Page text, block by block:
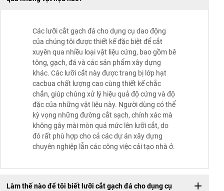
Các lưỡi cắt gạch đá cho dụng cụ dao động
của chúng tôi được thiết kế đặc biệt để cắt
xuyên qua nhiều loại vật liệu cứng, bao gồm bê
tông, gạch, đá và các sản phẩm xây dựng
khác. Các lưỡi cắt này được trang bị lớp hạt
cacbua chất lượng cao cùng thiết kế chắc
chắn, giúp chúng xử lý hiệu quả độ cứng và độ
đặc của những vật liệu này. Người dùng có thể
kỳ vọng những đường cắt sạch, chính xác mà
không gây mài mòn quá mức lên lưỡi cắt, do
đó rất phù hợp cho cả các dự án xây dựng
chuyên nghiệp lẫn các công việc cải tạo nhà ở.
Làm thế nào để tôi biết lưỡi cắt gạch đá cho dụng cụ